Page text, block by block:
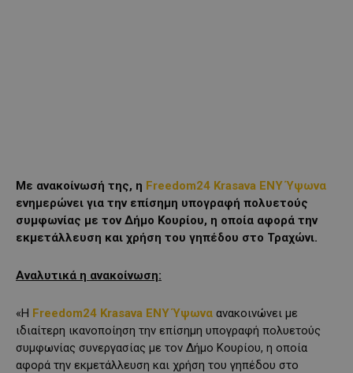
Με ανακοίνωσή της, η Freedom24 Krasava ENY Ύψωνα
ενημερώνει για την επίσημη υπογραφή πολυετούς
συμφωνίας με τον Δήμο Κουρίου, η οποία αφορά την
εκμετάλλευση και χρήση του γηπέδου στο Τραχώνι.
Αναλυτικά η ανακοίνωση:
«Η Freedom24 Krasava ENY Ύψωνα ανακοινώνει με
ιδιαίτερη ικανοποίηση την επίσημη υπογραφή πολυετούς
συμφωνίας συνεργασίας με τον Δήμο Κουρίου, η οποία
αφορά την εκμετάλλευση και χρήση του γηπέδου στο